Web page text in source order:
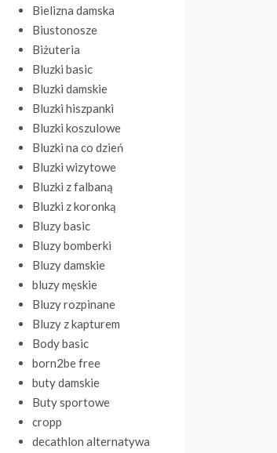
Bielizna damska
Biustonosze
Biżuteria
Bluzki basic
Bluzki damskie
Bluzki hiszpanki
Bluzki koszulowe
Bluzki na co dzień
Bluzki wizytowe
Bluzki z falbaną
Bluzki z koronką
Bluzy basic
Bluzy bomberki
Bluzy damskie
bluzy męskie
Bluzy rozpinane
Bluzy z kapturem
Body basic
born2be free
buty damskie
Buty sportowe
cropp
decathlon alternatywa